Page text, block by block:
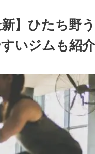
新】ひたち野
いジムも紹介